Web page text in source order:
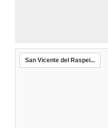
San Vicente del Raspei...